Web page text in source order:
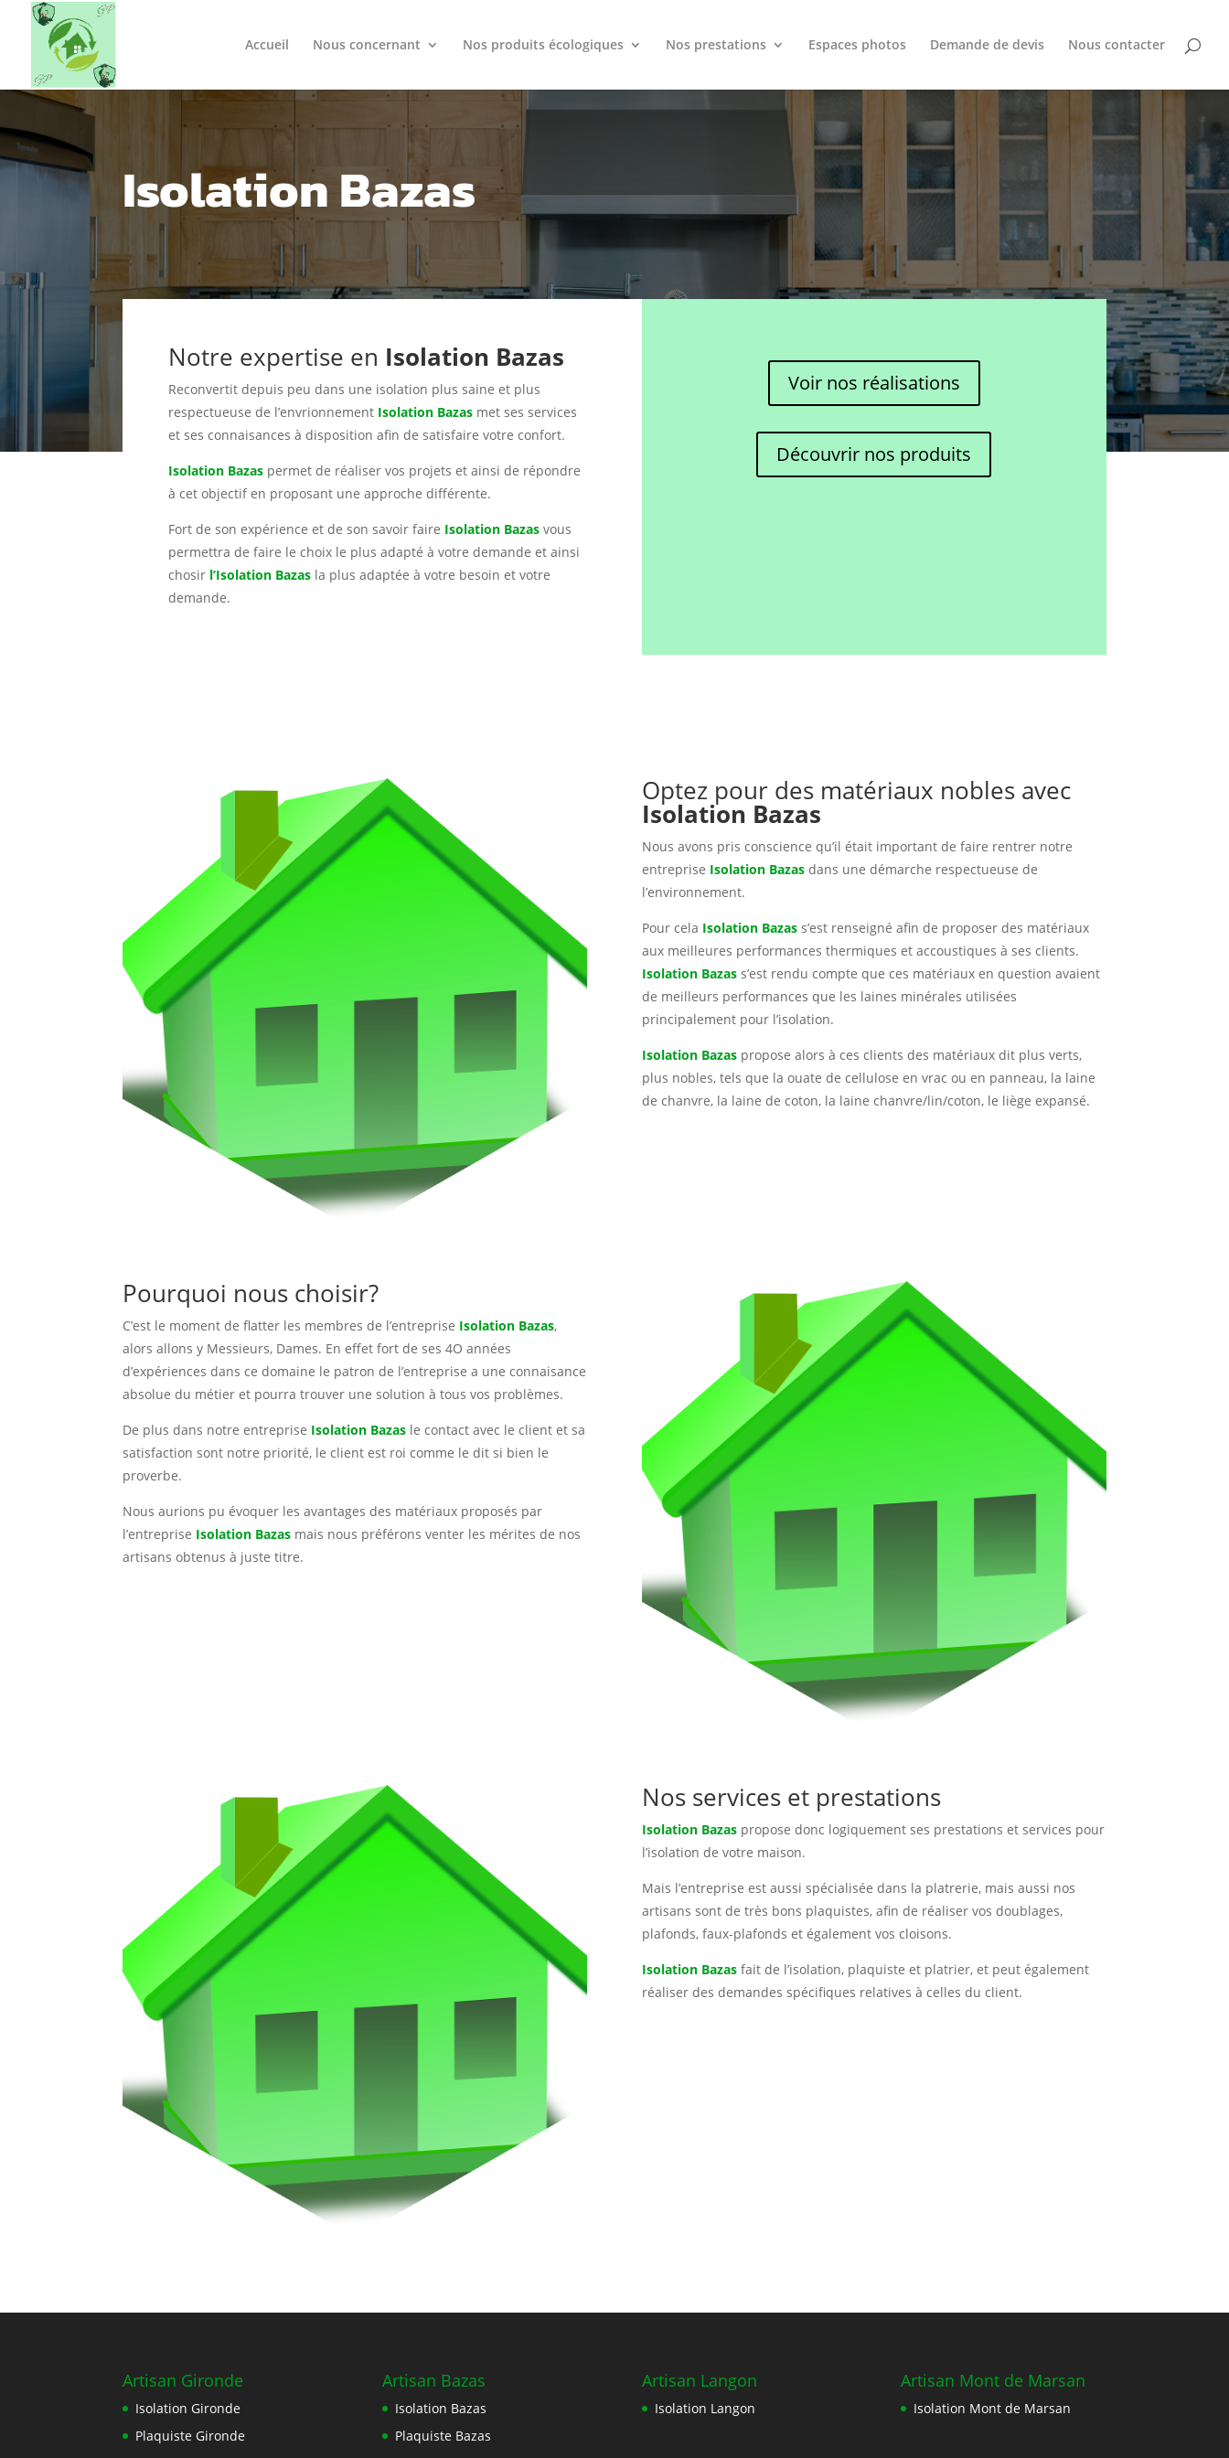
Accueil Nous concernant Nos produits écologiques Nos prestations Espaces photos Demande de devis Nous contacter
Isolation Bazas
Notre expertise en Isolation Bazas
Reconvertit depuis peu dans une isolation plus saine et plus
respectueuse de l’envrionnement Isolation Bazas met ses services
et ses connaisances à disposition afin de satisfaire votre confort.
Isolation Bazas permet de réaliser vos projets et ainsi de répondre
à cet objectif en proposant une approche différente.
Fort de son expérience et de son savoir faire Isolation Bazas vous
permettra de faire le choix le plus adapté à votre demande et ainsi
chosir l’Isolation Bazas la plus adaptée à votre besoin et votre
demande.
Voir nos réalisations
Découvrir nos produits
Optez pour des matériaux nobles avec
Isolation Bazas
Nous avons pris conscience qu’il était important de faire rentrer notre
entreprise Isolation Bazasdans une démarche respectueuse de
l’environnement.
Pour cela Isolation Bazass’est renseigné afin de proposer des matériaux
aux meilleures performances thermiques et accoustiques à ses clients.
Isolation Bazass’est rendu compte que ces matériaux en question avaient
de meilleurs performances que les laines minérales utilisées
principalement pour l’isolation.
Isolation Bazaspropose alors à ces clients des matériaux dit plus verts,
plus nobles, tels que la ouate de cellulose en vrac ou en panneau, la laine
de chanvre, la laine de coton, la laine chanvre/lin/coton, le liège expansé.
Pourquoi nous choisir?
C’est le moment de flatter les membres de l’entreprise Isolation Bazas,
alors allons y Messieurs, Dames. En effet fort de ses 4O années
d’expériences dans ce domaine le patron de l’entreprise a une connaisance
absolue du métier et pourra trouver une solution à tous vos problèmes.
De plus dans notre entreprise Isolation Bazas le contact avec le client et sa
satisfaction sont notre priorité, le client est roi comme le dit si bien le
proverbe.
Nous aurions pu évoquer les avantages des matériaux proposés par
l’entreprise Isolation Bazas mais nous préférons venter les mérites de nos
artisans obtenus à juste titre.
Nos services et prestations
Isolation Bazaspropose donc logiquement ses prestations et services pour
l’isolation de votre maison.
Mais l’entreprise est aussi spécialisée dans la platrerie, mais aussi nos
artisans sont de très bons plaquistes, afin de réaliser vos doublages,
plafonds, faux-plafonds et également vos cloisons.
Isolation Bazasfait de l’isolation, plaquiste et platrier, et peut également
réaliser des demandes spécifiques relatives à celles du client.
Artisan Gironde
Isolation Gironde
Plaquiste Gironde
Artisan Bazas
Isolation Bazas
Plaquiste Bazas
Artisan Langon
Isolation Langon
Artisan Mont de Marsan
Isolation Mont de Marsan